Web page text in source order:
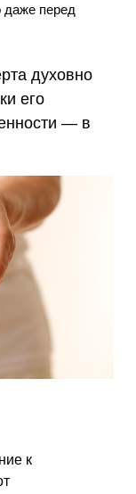
даже перед
духовно
его
— в
к